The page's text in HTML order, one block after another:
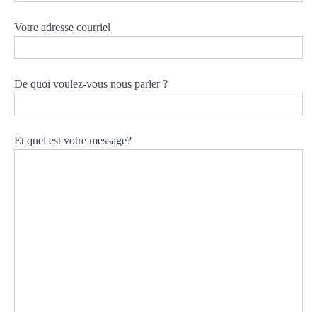
Votre adresse courriel
De quoi voulez-vous nous parler ?
Et quel est votre message?